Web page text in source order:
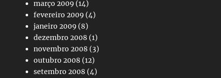
março 2009 (14)
fevereiro 2009 (4)
janeiro 2009 (8)
dezembro 2008 (1)
novembro 2008 (3)
outubro 2008 (12)
setembro 2008 (4)